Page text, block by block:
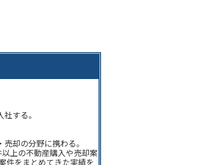
する。
却の分野に携わる。
上の不動産購入や売却案
件をまとめてきた実績を